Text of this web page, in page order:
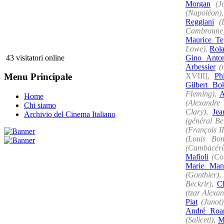
43 visitatori online
Menu Principale
Home
Chi siamo
Archivio del Cinema Italiano
Morgan
(Napoléon),
Reggiani
Maurice
Lowe),
Gino
Arbessier
XVIII],
Gilbert
Fleming),
(Alexandre
Clary),
(général
(François
(Louis
Mafioli
Marie
(Gonthier),
Beckrir),
(tzar
Piat (Junot)
André
(Saliceti),